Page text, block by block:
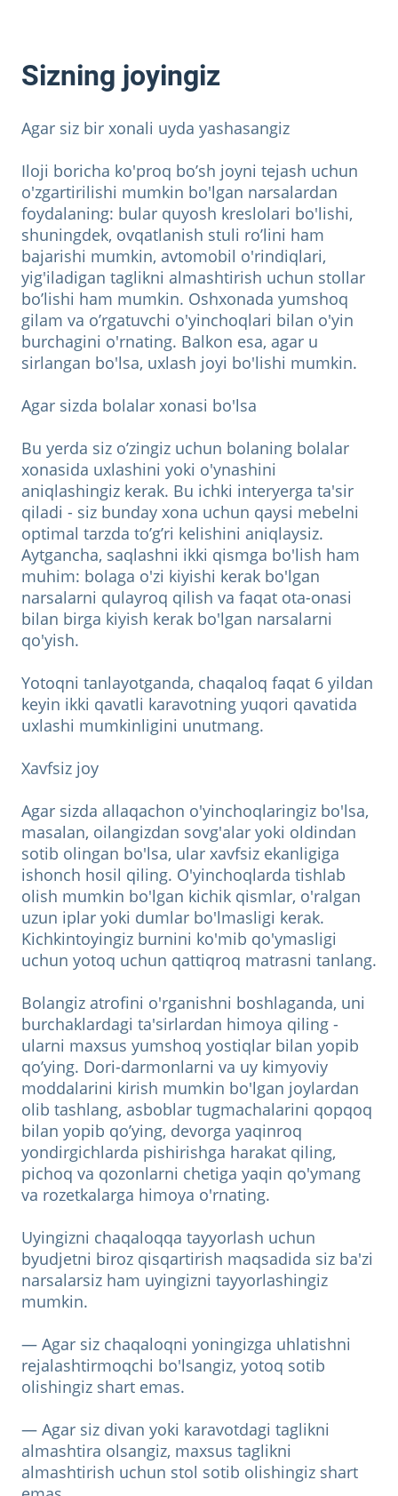
Sizning joyingiz
Agar siz bir xonali uyda yashasangiz
Iloji boricha ko'proq bo’sh joyni tejash uchun
o'zgartirilishi mumkin bo'lgan narsalardan
foydalaning: bular quyosh kreslolari bo'lishi,
shuningdek, ovqatlanish stuli ro’lini ham
bajarishi mumkin, avtomobil o'rindiqlari,
yig'iladigan taglikni almashtirish uchun stollar
bo’lishi ham mumkin. Oshxonada yumshoq
gilam va o’rgatuvchi o'yinchoqlari bilan o'yin
burchagini o'rnating. Balkon esa, agar u
sirlangan bo'lsa, uxlash joyi bo'lishi mumkin.
Agar sizda bolalar xonasi bo'lsa
Bu yerda siz o’zingiz uchun bolaning bolalar
xonasida uxlashini yoki o'ynashini
aniqlashingiz kerak. Bu ichki interyerga ta'sir
qiladi - siz bunday xona uchun qaysi mebelni
optimal tarzda to’g’ri kelishini aniqlaysiz.
Aytgancha, saqlashni ikki qismga bo'lish ham
muhim: bolaga o'zi kiyishi kerak bo'lgan
narsalarni qulayroq qilish va faqat ota-onasi
bilan birga kiyish kerak bo'lgan narsalarni
qo'yish.
Yotoqni tanlayotganda, chaqaloq faqat 6 yildan
keyin ikki qavatli karavotning yuqori qavatida
uxlashi mumkinligini unutmang.
Xavfsiz joy
Agar sizda allaqachon o'yinchoqlaringiz bo'lsa,
masalan, oilangizdan sovg'alar yoki oldindan
sotib olingan bo'lsa, ular xavfsiz ekanligiga
ishonch hosil qiling. O'yinchoqlarda tishlab
olish mumkin bo'lgan kichik qismlar, o'ralgan
uzun iplar yoki dumlar bo'lmasligi kerak.
Kichkintoyingiz burnini ko'mib qo'ymasligi
uchun yotoq uchun qattiqroq matrasni tanlang.
Bolangiz atrofini o'rganishni boshlaganda, uni
burchaklardagi ta'sirlardan himoya qiling -
ularni maxsus yumshoq yostiqlar bilan yopib
qo’ying. Dori-darmonlarni va uy kimyoviy
moddalarini kirish mumkin bo'lgan joylardan
olib tashlang, asboblar tugmachalarini qopqoq
bilan yopib qo’ying, devorga yaqinroq
yondirgichlarda pishirishga harakat qiling,
pichoq va qozonlarni chetiga yaqin qo'ymang
va rozetkalarga himoya o'rnating.
Uyingizni chaqaloqqa tayyorlash uchun
byudjetni biroz qisqartirish maqsadida siz ba'zi
narsalarsiz ham uyingizni tayyorlashingiz
mumkin.
— Agar siz chaqaloqni yoningizga uhlatishni
rejalashtirmoqchi bo'lsangiz, yotoq sotib
olishingiz shart emas.
— Agar siz divan yoki karavotdagi taglikni
almashtira olsangiz, maxsus taglikni
almashtirish uchun stol sotib olishingiz shart